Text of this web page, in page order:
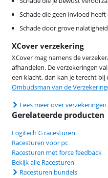
Schade die geen invloed
Schade door grove nalatigheid
XCover verzekering
XCover mag namens de
afhandelen. De verzekeringen
een klacht, dan kan je terecht bij
Ombudsman van de
Lees meer over verzekeringen
Gerelateerde producten
Logitech G racesturen
Racesturen voor pc
Racesturen met force feedback
Bekijk alle Racesturen
Racesturen bundels